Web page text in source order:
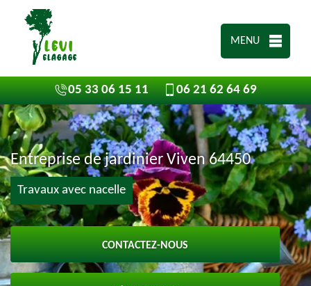
MENU
05 33 06 15 11 06 21 62 64 69
Entreprise de jardinier Viven 64450
Travaux avec nacelle
CONTACTEZ-NOUS